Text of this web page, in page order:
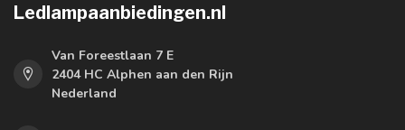
Ledlampaanbiedingen.nl
Van Foreestlaan 7 E
2404 HC Alphen aan den Rijn
Nederland